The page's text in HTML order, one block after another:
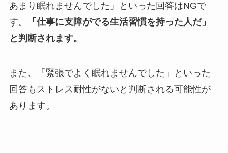
あまり眠れませんでした」といった回答はNGで
す。
「仕事に支障がでる生活習慣を持った人だ」
と判断されます。
また、「緊張でよく眠れませんでした」といった
回答もストレス耐性がないと判断される可能性が
あります。